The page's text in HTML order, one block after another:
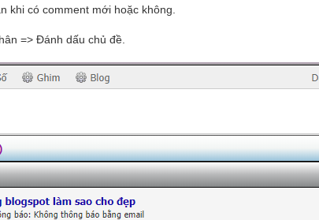
khi có comment mới hoặc không.
=> Đánh dấu chủ đề.